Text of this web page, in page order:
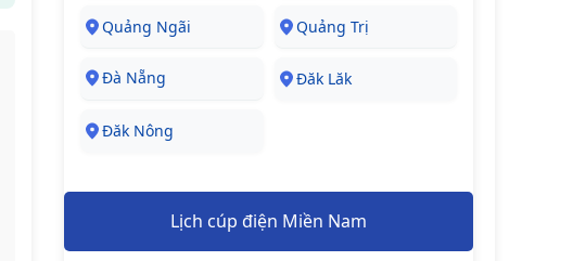
Quảng Ngãi Quảng Trị
Đà Nẵng Đăk Lăk
Đăk Nông
Lịch cúp điện Miền Nam